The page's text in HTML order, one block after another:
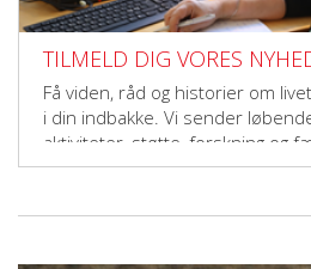
TILMELD DIG VORES
Få viden, råd og historier om
i din indbakke. Vi sender
aktiviteter, støtte, forskning og
der vil gøre en forskel.